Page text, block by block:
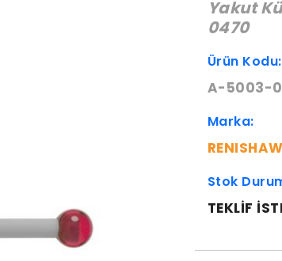
Yakut
0470
Ürün Kodu:
A-5003-
Marka:
RENISHAW
Stok
TEKLIF